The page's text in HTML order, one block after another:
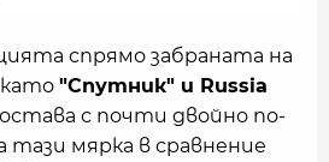
спрямо забраната на
"Спутник" и Russia
с почти двойно по-
тази мярка в сравнение